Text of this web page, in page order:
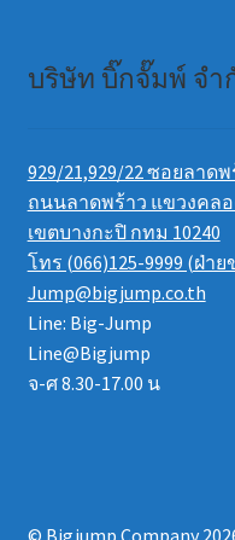
บริษัท บิ๊กจั๊มพ์ จำ
929/21,929/22 ซอยลาดพ
ถนนลาดพร้าว แขวงคล
เขตบางกะปิ กทม 10240
โทร (066)125-9999 (ฝ่า
Jump@bigjump.co.th
Line: Big-Jump
Line@Bigjump
จ-ศ 8.30-17.00 น
© Bigjump Company